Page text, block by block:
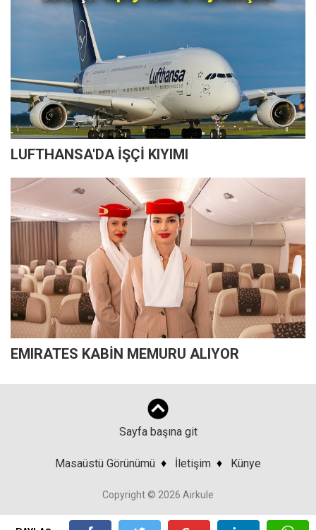
LUFTHANSA'DA İŞÇİ KIYIMI
EMIRATES KABİN MEMURU ALIYOR
Sayfa başına git
Masaüstü Görünümü ♦ İletişim ♦ Künye
Copyright © 2026 Airkule